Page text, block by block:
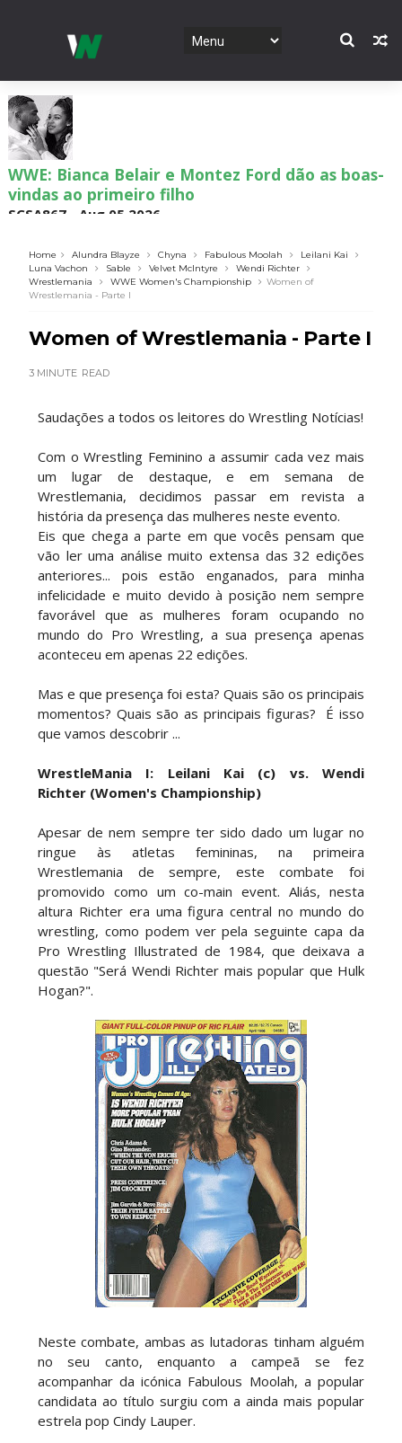
WWE: Bianca Belair e Montez Ford dão as boas-
vindas ao primeiro filho
SCSA867- Aug 05 2026
WWE: Brock Lesnar confirma que se retirou no
SCSA867-Aug 05 2026
VIOLÊNCIA DESMEDIDA NO RAW: Jacob Fatu
destrói Royce Keys em Street Fight e troca
gestos tensos com Roman Reigns
Unknown -Aug 05 2026
RESPEITO E ALIANÇA NO RAW: Chad Gable e
Penta superam armadilhas de Dominik Mysterio
e JD McDonagh
Unknown-Aug 05 2026
DOMÍNIO E PERTURBAÇÃO NO RAW: Bron
Breakker supera Joe Hendry após interferência
e confusão fora do ringue
Unknown-Aug 05 2026
NOVA ERA NO RAW: Oba Femi reflete sobre
guerra com Brock Lesnar e deixa aviso a todo o
balneário da WWE
Unknown- Aug 05 2026
TENSÃO E REGRESSOS IMPACTANTES NO RAW:
Becky Lynch e Stephanie Vaquer interrompem
celebração do The Judgment Day
Unknown-Aug 05 2026
WWE: Possível adversário de Roman Reigns no
Money in the Bank
Aug 05 2026
WWE: Lesão de Brie Bella poderá afetar
regresso de AJ Lee
Aug 04 2026
VITÓRIA DRAMÁTICA E ATAQUE DESTRUTIVO NO
RAW: Je'Von Evans supera Ethan Page mas é
abalroado por Big Cass
Aug 04 2026
TENSÃO NO RAW: LA Knight confronta Roman
Reigns e exige combate pelo World
Heavyweight Championship
Unknown- Aug 04 2026
Home Alundra Blayze Chyna Fabulous Moolah
Leilani Kai
Luna Vachon
Sable Velvet McIntyre
Wendi Richter
Wrestlemania
WWE Women's Championship
Women of
Wrestlemania - Parte I
Women of Wrestlemania - Parte I
3 MINUTE READ
Saudações a todos os leitores do Wrestling Notícias!
Com o Wrestling Feminino a assumir cada vez mais
um lugar de destaque, e em semana de
Wrestlemania, decidimos passar em revista a
história da presença das mulheres neste evento.
Eis que chega a parte em que vocês pensam que
vão ler uma análise muito extensa das 32 edições
anteriores... pois estão enganados, para minha
infelicidade e muito devido à posição nem sempre
favorável que as mulheres foram ocupando no
mundo do Pro Wrestling, a sua presença apenas
aconteceu em apenas 22 edições.
Mas e que presença foi esta? Quais são os principais
momentos? Quais são as principais figuras? É isso
que vamos descobrir ...
WrestleMania I: Leilani Kai (c) vs.Wendi
Richter(Women's Championship)
Apesar de nem sempre ter sido dado um lugar no
ringue às atletas femininas, na primeira
Wrestlemania de sempre, este combate foi
promovido como um co-main event. Aliás, nesta
altura Richter era uma figura central no mundo do
wrestling, como podem ver pela seguinte capa da
Pro Wrestling Illustrated de 1984, que deixava a
questão "Será Wendi Richter mais popular que Hulk
Hogan?".
Neste combate, ambas as lutadoras tinham alguém
no seu canto, enquanto a campeã se fez
acompanhar da icónica Fabulous Moolah, a popular
candidata ao título surgiu com a ainda mais popular
estrela pop Cindy Lauper.